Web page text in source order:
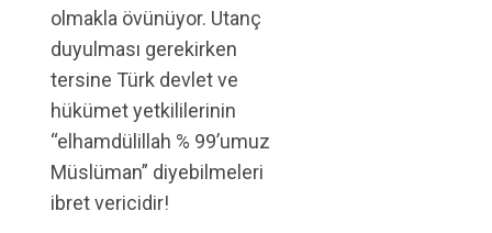
olmakla övünüyor. Utanç
duyulması gerekirken
tersine Türk devlet ve
hükümet yetkililerinin
“elhamdülillah % 99’umuz
Müslüman” diyebilmeleri
ibret vericidir!